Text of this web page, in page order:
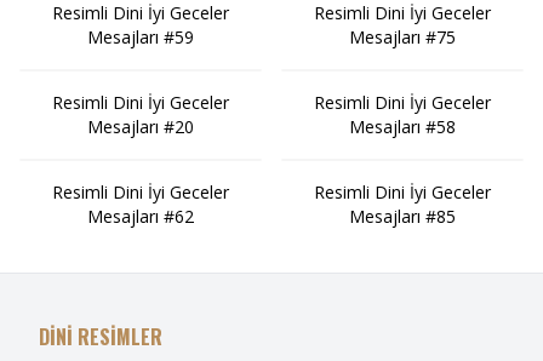
Resimli Dini İyi Geceler
Mesajları #59
Resimli Dini İyi Geceler
Mesajları #20
Resimli Dini İyi Geceler
Mesajları #62
Resimli Dini İyi Geceler
Mesajları #75
Resimli Dini İyi Geceler
Mesajları #58
Resimli Dini İyi Geceler
Mesajları #85
DİNİ RESİMLER